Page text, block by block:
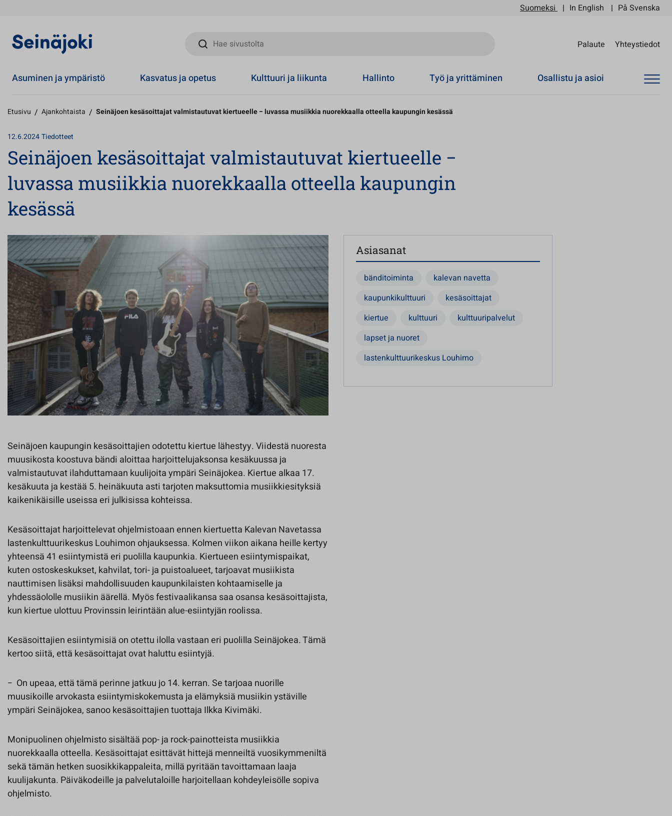
Suomeksi In English På Svenska
Hae sivustolta
Palaute Yhteystiedot
Asuminen ja ympäristö Kasvatus ja opetus Kulttuuri ja liikunta Hallinto Työ ja yrittäminen Osallistu ja asioi
Etusivu / Ajankohtaista / Seinäjoen kesäsoittajat valmistautuvat kiertueelle − luvassa musiikkia nuorekkaalla otteella kaupungin kesässä
12.6.2024Tiedotteet
Seinäjoen kesäsoittajat valmistautuvat kiertueelle −
luvassa musiikkia nuorekkaalla otteella kaupungin
kesässä
Seinäjoen kaupungin kesäsoittajien odotettu kiertue lähestyy. Viidestä nuoresta
muusikosta koostuva bändi aloittaa harjoittelujaksonsa kesäkuussa ja
valmistautuvat ilahduttamaan kuulijoita ympäri Seinäjokea. Kiertue alkaa 17.
kesäkuuta ja kestää 5. heinäkuuta asti tarjoten maksuttomia musiikkiesityksiä
kaikenikäisille useissa eri julkisissa kohteissa.
Kesäsoittajat harjoittelevat ohjelmistoaan ennen kiertuetta Kalevan Navetassa
lastenkulttuurikeskus Louhimon ohjauksessa. Kolmen viikon aikana heille kertyy
yhteensä 41 esiintymistä eri puolilla kaupunkia. Kiertueen esiintymispaikat,
kuten ostoskeskukset, kahvilat, tori- ja puistoalueet, tarjoavat musiikista
nauttimisen lisäksi mahdollisuuden kaupunkilaisten kohtaamiselle ja
yhdessäololle musiikin äärellä. Myös festivaalikansa saa osansa kesäsoittajista,
kun kiertue ulottuu Provinssin leirintään alue-esiintyjän roolissa.
Kesäsoittajien esiintymisiä on otettu ilolla vastaan eri puolilla Seinäjokea. Tämä
kertoo siitä, että kesäsoittajat ovat haluttu esiintyjä.
− On upeaa, että tämä perinne jatkuu jo 14. kerran. Se tarjoaa nuorille
muusikoille arvokasta esiintymiskokemusta ja elämyksiä musiikin ystäville
ympäri Seinäjokea, sanoo kesäsoittajien tuottaja Ilkka Kivimäki.
Monipuolinen ohjelmisto sisältää pop- ja rock-painotteista musiikkia
nuorekkaalla otteella. Kesäsoittajat esittävät hittejä menneiltä vuosikymmeniltä
sekä tämän hetken suosikkikappaleita, millä pyritään tavoittamaan laaja
kuulijakunta. Päiväkodeille ja palvelutaloille harjoitellaan kohdeyleisölle sopiva
ohjelmisto.
Asiasanat
bänditoiminta
kalevan navetta
kaupunkikulttuuri
kesäsoittajat
kiertue
kulttuuri
kulttuuripalvelut
lapset ja nuoret
lastenkulttuurikeskus Louhimo